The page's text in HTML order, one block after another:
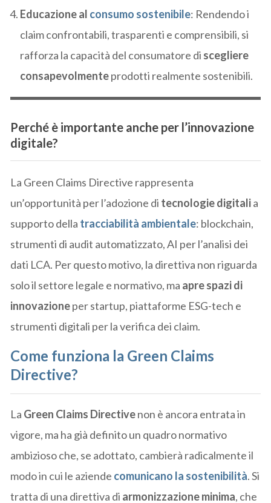
Educazione al consumo sostenibile: Rendendo i
claim confrontabili, trasparenti e comprensibili, si
rafforza la capacità del consumatore di scegliere
consapevolmenteprodotti realmente sostenibili.
Perché è importante anche per l’innovazione
digitale?
La Green Claims Directive rappresenta
un’opportunità per l’adozione di tecnologie digitalia
supporto della tracciabilità ambientale: blockchain,
strumenti di audit automatizzato, AI per l’analisi dei
dati LCA. Per questo motivo, la direttiva non riguarda
solo il settore legale e normativo, ma apre spazi di
innovazioneper startup, piattaforme ESG-tech e
strumenti digitali per la verifica dei claim.
Come funziona la Green Claims
Directive?
La Green Claims Directivenon è ancora entrata in
vigore, ma ha già definito un quadro normativo
ambizioso che, se adottato, cambierà radicalmente il
modo in cui le aziende comunicano la sostenibilità. Si
tratta di una direttiva di armonizzazione minima, che